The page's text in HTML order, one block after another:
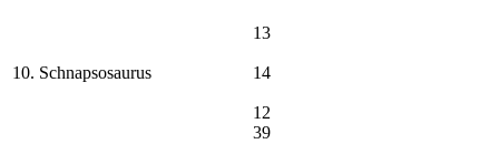
10. Schnapsosaurus
13
14
12
39